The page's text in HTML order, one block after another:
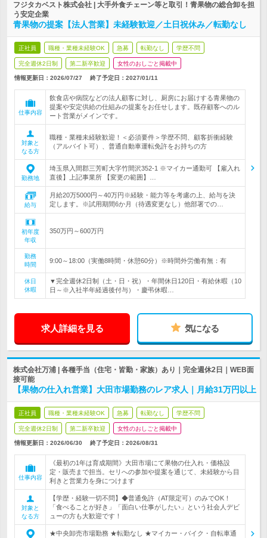
フジタカベスト株式会社 | 大手外食チェーン等と取引！青果物の総合卸を担
う安定企業
青果物の提案【法人営業】未経験歓迎／土日祝休み／転勤なし
正社員 職種・業種未経験OK 急募 転勤なし 学歴不問
完全週休2日制 第二新卒歓迎 女性のおしごと掲載中
情報更新日：2026/07/27 終了予定日： 2027/01/11
仕事内容
飲食店や病院などの法人顧客に対し、厨房にお届けする青果物の
提案や安定供給の仕組みの提案をお任せします。既存顧客へのル
ート営業がメインです。
対象と
なる方
職種・業種未経験歓迎！＜必須要件＞学歴不問、顧客折衝経験
（アルバイト可）、普通自動車運転免許をお持ちの方
勤務地
埼玉県入間郡三芳町大字竹間沢352-1 ※マイカー通勤可 【雇入れ
直後】上記事業所 【変更の範囲】…
給与
月給20万5000円～40万円※経験・能力等を考慮の上、給与を決
定します。※試用期間6か月（待遇変更なし）他部署での…
初年度
年収
350万円～600万円
勤務
時間
9:00～18:00（実働8時間・休憩60分）※時間外労働有無：有
休日
休暇
▼完全週休2日制（土・日・祝）・年間休日120日・有給休暇（10
日～※入社半年経過後付与）・慶弔休暇…
求人詳細を見る 気になる
株式会社万浦 | 各種手当（住宅・皆勤・家族）あり｜完全週休2日｜WEB面
接可能
【果物の仕入れ営業】大田市場勤務のレア求人｜月給31万円以上
正社員 職種・業種未経験OK 急募 転勤なし 学歴不問
完全週休2日制 第二新卒歓迎 女性のおしごと掲載中
情報更新日：2026/06/30 終了予定日： 2026/08/31
仕事内容
《最初の1年は育成期間》大田市場にて果物の仕入れ・価格設
定・販売まで担当。セリへの参加や提案を通じて、未経験から目
利きと営業力を身につけます
対象と
なる方
【学歴・経験一切不問】◆普通免許（AT限定可）のみでOK！
「食べることが好き」「面白い仕事がしたい」という社会人デビ
ューの方も大歓迎です！
★中央卸売市場勤務 ★転勤なし ★マイカー・バイク・自転車通